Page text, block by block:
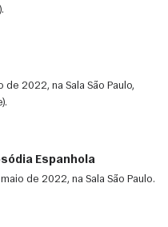
2022, na Sala São Paulo,
Espanhola
de 2022, na Sala São Paulo.